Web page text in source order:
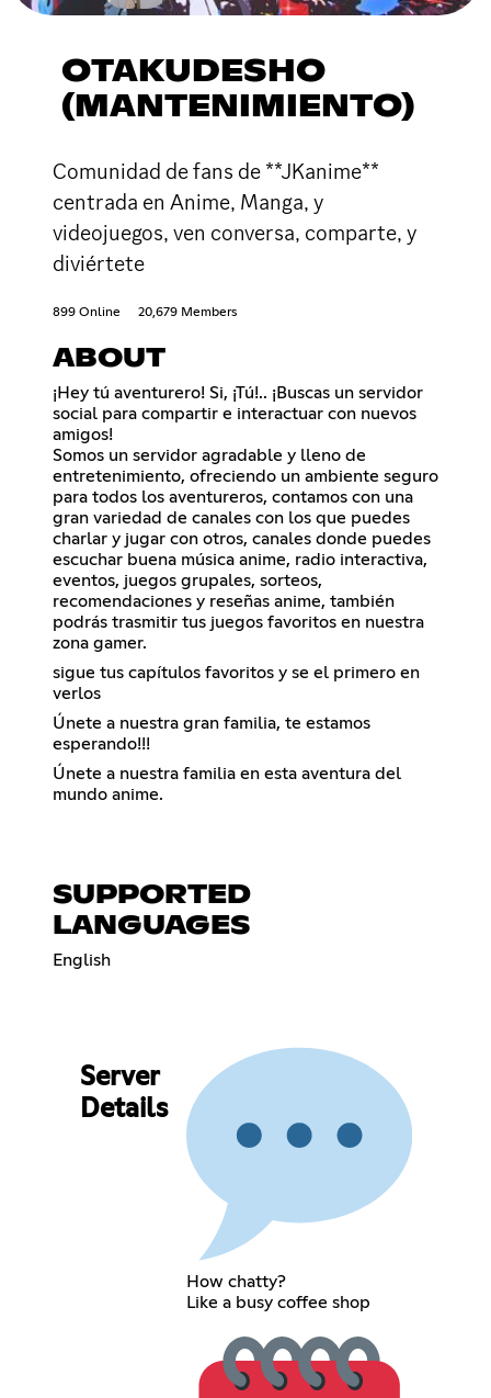
OTAKUDESHO
(MANTENIMIENTO)
Comunidad de fans de **JKanime**
centrada en Anime, Manga, y
videojuegos, ven conversa, comparte, y
diviértete
899 Online 20,679 Members
ABOUT
¡Hey tú aventurero! Si, ¡Tú!.. ¡Buscas un servidor
social para compartir e interactuar con nuevos
amigos!
Somos un servidor agradable y lleno de
entretenimiento, ofreciendo un ambiente seguro
para todos los aventureros, contamos con una
gran variedad de canales con los que puedes
charlar y jugar con otros, canales donde puedes
escuchar buena música anime, radio interactiva,
eventos, juegos grupales, sorteos,
recomendaciones y reseñas anime, también
podrás trasmitir tus juegos favoritos en nuestra
zona gamer.
sigue tus capítulos favoritos y se el primero en
verlos
Únete a nuestra gran familia, te estamos
esperando!!!
Únete a nuestra familia en esta aventura del
mundo anime.
SUPPORTED
LANGUAGES
English
Server
Details
How chatty?
Like a busy coffee shop